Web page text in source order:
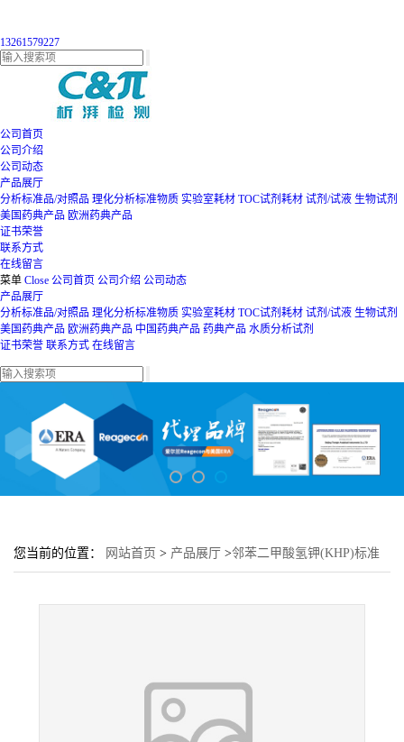
13261579227
公司首页
公司介绍
公司动态
产品展厅
分析标准品/对照品 理化分析标准物质 实验室耗材 TOC试剂耗材 试剂/试液 生物试剂
美国药典产品 欧洲药典产品
证书荣誉
联系方式
在线留言
菜单 Close 公司首页 公司介绍 公司动态
产品展厅
分析标准品/对照品 理化分析标准物质 实验室耗材 TOC试剂耗材 试剂/试液 生物试剂
美国药典产品 欧洲药典产品 中国药典产品 药典产品 水质分析试剂
证书荣誉 联系方式 在线留言
您当前的位置： 网站首页 > 产品展厅 >邻苯二甲酸氢钾(KHP)标准